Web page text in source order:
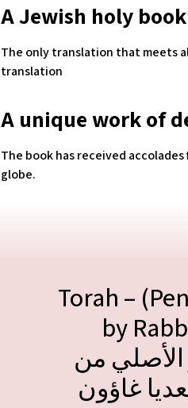
A Jewish holy book
The only translation that meets
translation
A unique work of
The book has received
globe.
Torah –
by
غاؤون